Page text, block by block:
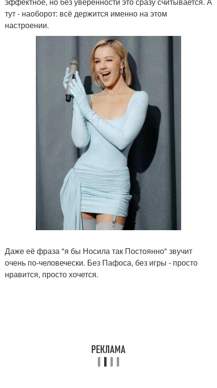
тут - наоборот: всё держится именно на этом
настроении.
Даже её фраза "я бы Носила так Постоянно" звучит
очень по-человечески. Без Пафоса, без игры - просто
нравится, просто хочется.